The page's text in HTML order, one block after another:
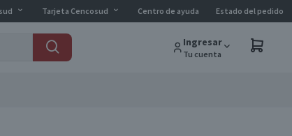
Tarjeta Cencosud Centro de ayuda Estado del pedido
Ingresar
Tu cuenta